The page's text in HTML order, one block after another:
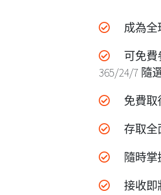
成為全
可免費
365/24/7 隨
免費取
存取全
隨時掌
接收即